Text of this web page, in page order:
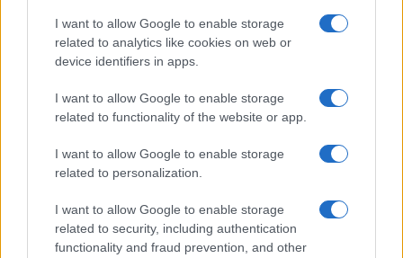
I want to allow Google to enable storage
related to analytics like cookies on web or
device identifiers in apps.
I want to allow Google to enable storage
related to functionality of the website or app.
I want to allow Google to enable storage
related to personalization.
I want to allow Google to enable storage
related to security, including authentication
functionality and fraud prevention, and other